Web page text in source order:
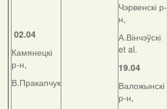
02.04
Камянецкі
р-н,
В.Пракапчук
Чэрвенскі р-
н,
А.Вінчэўскі
et al.
19.04
Валожынскі
р-н,